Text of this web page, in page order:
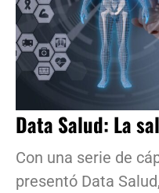
Data Salud: La
Con una serie de
presentó Data